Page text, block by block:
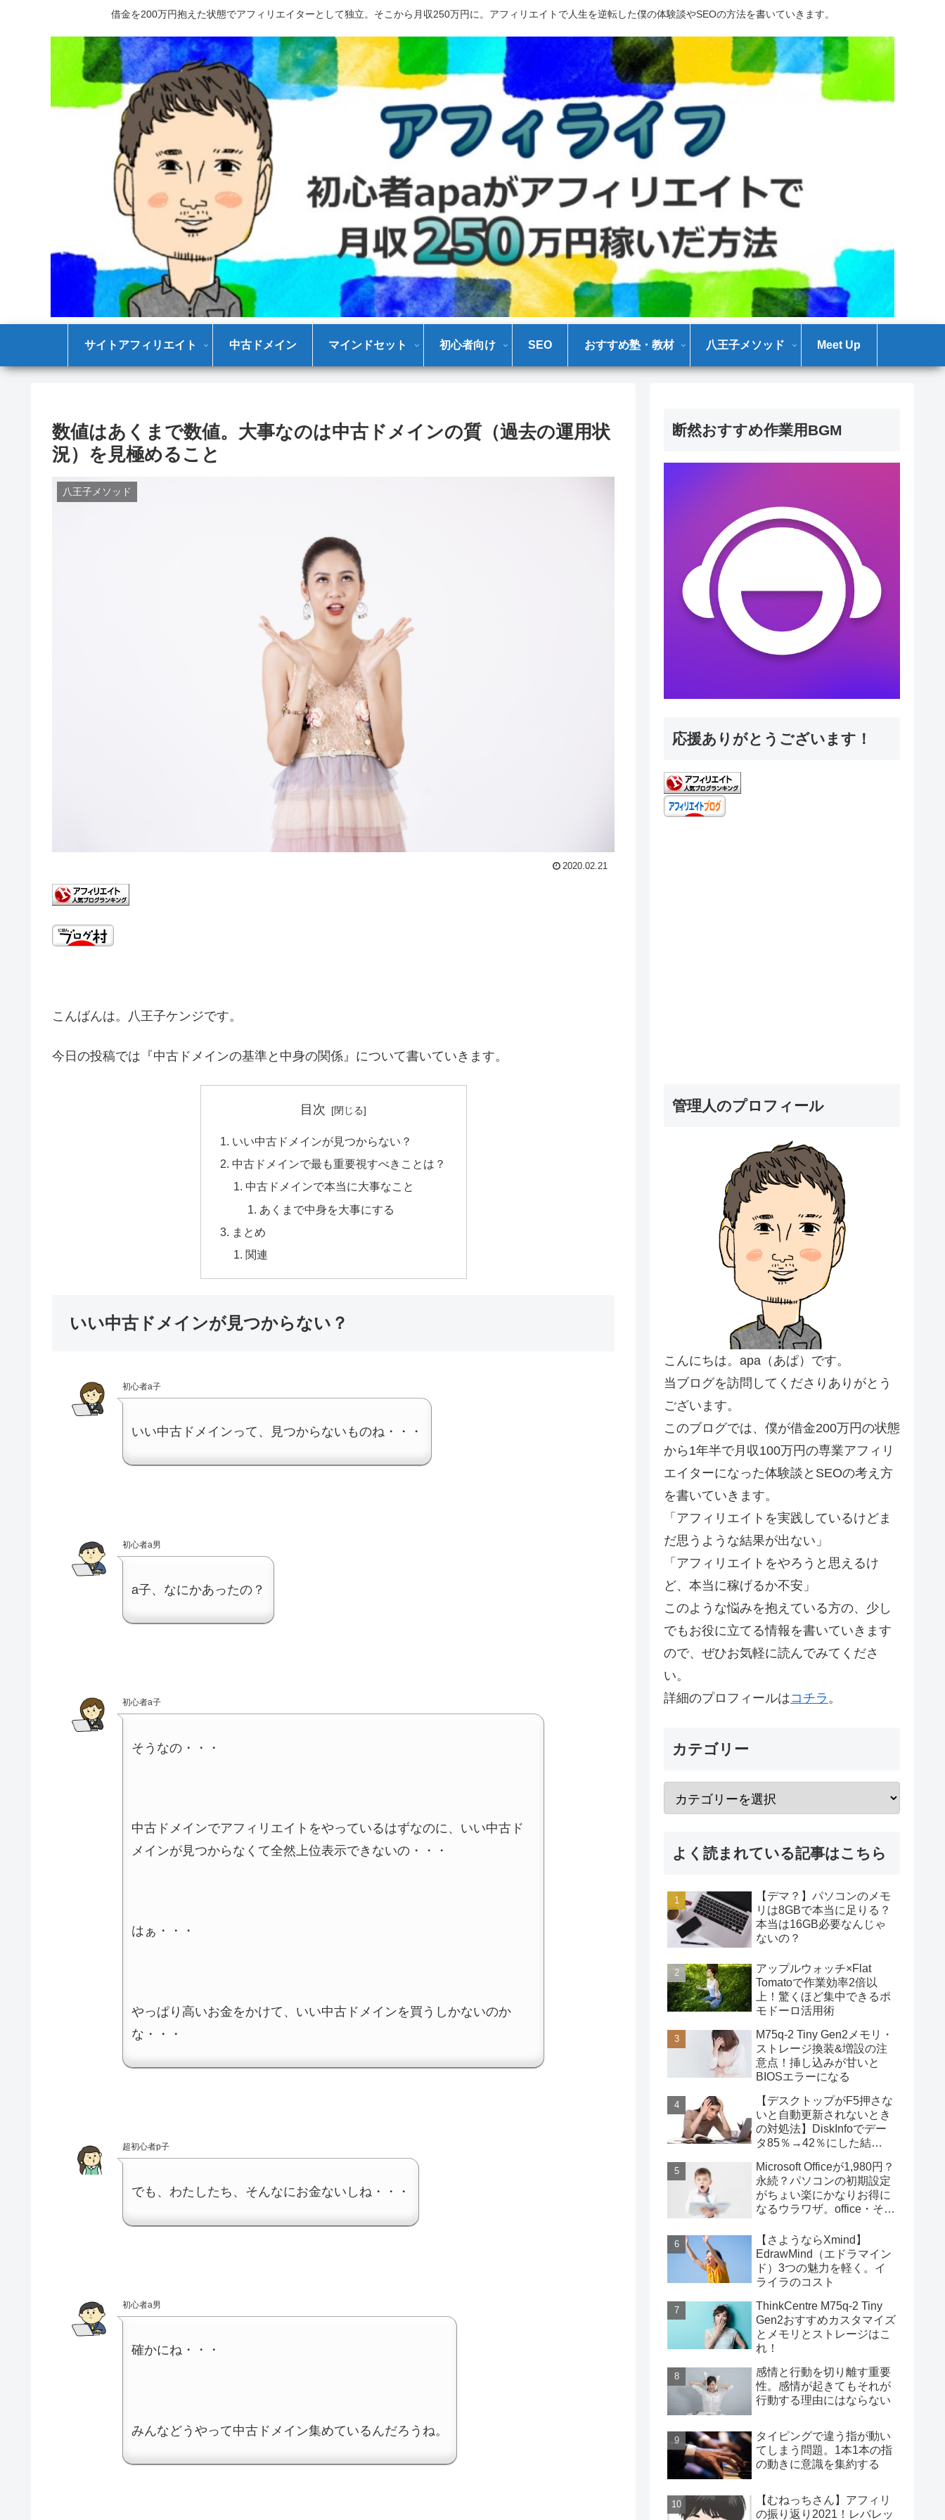
借金を200万円抱えた状態でアフィリエイターとして独立。そこから月収250万円に。アフィリエイトで人生を逆転した僕の体験談やSEOの方法を書いていきます。
サイトアフィリエイト 中古ドメイン マインドセット 初心者向け SEO おすすめ塾・教材 八王子メソッド Meet Up
数値はあくまで数値。大事なのは中古ドメインの質（過去の運用状
況）を見極めること
八王子メソッド
2020.02.21
こんばんは。八王子ケンジです。
今日の投稿では『中古ドメインの基準と中身の関係』について書いていきます。
目次
いい中古ドメインが見つからない？
中古ドメインで最も重要視すべきことは？
中古ドメインで本当に大事なこと
あくまで中身を大事にする
まとめ
関連
いい中古ドメインが見つからない？
初心者a子
いい中古ドメインって、見つからないものね・・・
初心者a男
a子、なにかあったの？
初心者a子
そうなの・・・
中古ドメインでアフィリエイトをやっているはずなのに、いい中古ド
メインが見つからなくて全然上位表示できないの・・・
はぁ・・・
やっぱり高いお金をかけて、いい中古ドメインを買うしかないのか
な・・・
超初心者p子
でも、わたしたち、そんなにお金ないしね・・・
初心者a男
確かにね・・・
みんなどうやって中古ドメイン集めているんだろうね。
断然おすすめ作業用BGM
応援ありがとうございます！
管理人のプロフィール
こんにちは。apa（あぱ）です。
当ブログを訪問してくださりありがとう
ございます。
このブログでは、僕が借金200万円の状態
から1年半で月収100万円の専業アフィリ
エイターになった体験談とSEOの考え方
を書いていきます。
「アフィリエイトを実践しているけどま
だ思うような結果が出ない」
「アフィリエイトをやろうと思えるけ
ど、本当に稼げるか不安」
このような悩みを抱えている方の、少し
でもお役に立てる情報を書いていきます
ので、ぜひお気軽に読んでみてくださ
い。
詳細のプロフィールはコチラ 。
カテゴリー
よく読まれている記事はこちら
【デマ？】パソコンのメモ
リは8GBで本当に足りる？
本当は16GB必要なんじゃ
ないの？
アップルウォッチ×Flat
Tomatoで作業効率2倍以
上！驚くほど集中できるポ
モドーロ活用術
M75q-2 Tiny Gen2メモリ・
ストレージ換装&増設の注
意点！挿し込みが甘いと
BIOSエラーになる
【デスクトップがF5押さな
いと自動更新されないとき
の対処法】DiskInfoでデー
タ85％→42％にした結
Microsoft Officeが1,980円？
永続？パソコンの初期設定
がちょい楽にかなりお得に
なるウラワザ。office・その
【さようならXmind】
EdrawMind（エドラマイン
ド）3つの魅力を軽く。イ
ライラのコスト
ThinkCentre M75q-2 Tiny
Gen2おすすめカスタマイズ
とメモリとストレージはこ
れ！
感情と行動を切り離す重要
性。感情が起きてもそれが
行動する理由にはならない
タイピングで違う指が動い
てしまう問題。1本1本の指
の動きに意識を集約する
【むねっちさん】アフィリ
の振り返り2021！レバレッ